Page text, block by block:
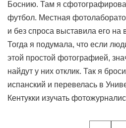
Боснию. Там я
футбол. Местная
и без спроса выставила его на
Тогда я подумала, что если
этой простой фотографией,
найдут у них отклик. Так я
испанский и перевелась в
Кентукки изучать